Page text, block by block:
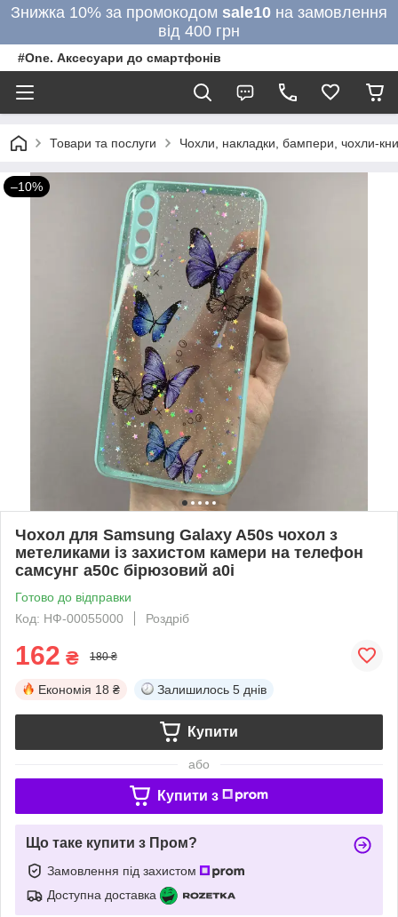
Знижка 10% за промокодом sale10 на замовлення
від 400 грн
#One. Аксесуари до смартфонів
Товари та послуги Чохли, накладки, бампери, чохли-
–10%
Чохол для Samsung Galaxy A50s чохол з
метеликами із захистом камери на телефон
самсунг а50с бірюзовий a0i
Готово до відправки
Код: НФ-00055000
Роздріб
162 ₴ 180 ₴
Економія 18 ₴ Залишилось 5 днів
Купити
або
Купити з
Що таке купити з Пром?
Замовлення під захистом
Доступна доставка